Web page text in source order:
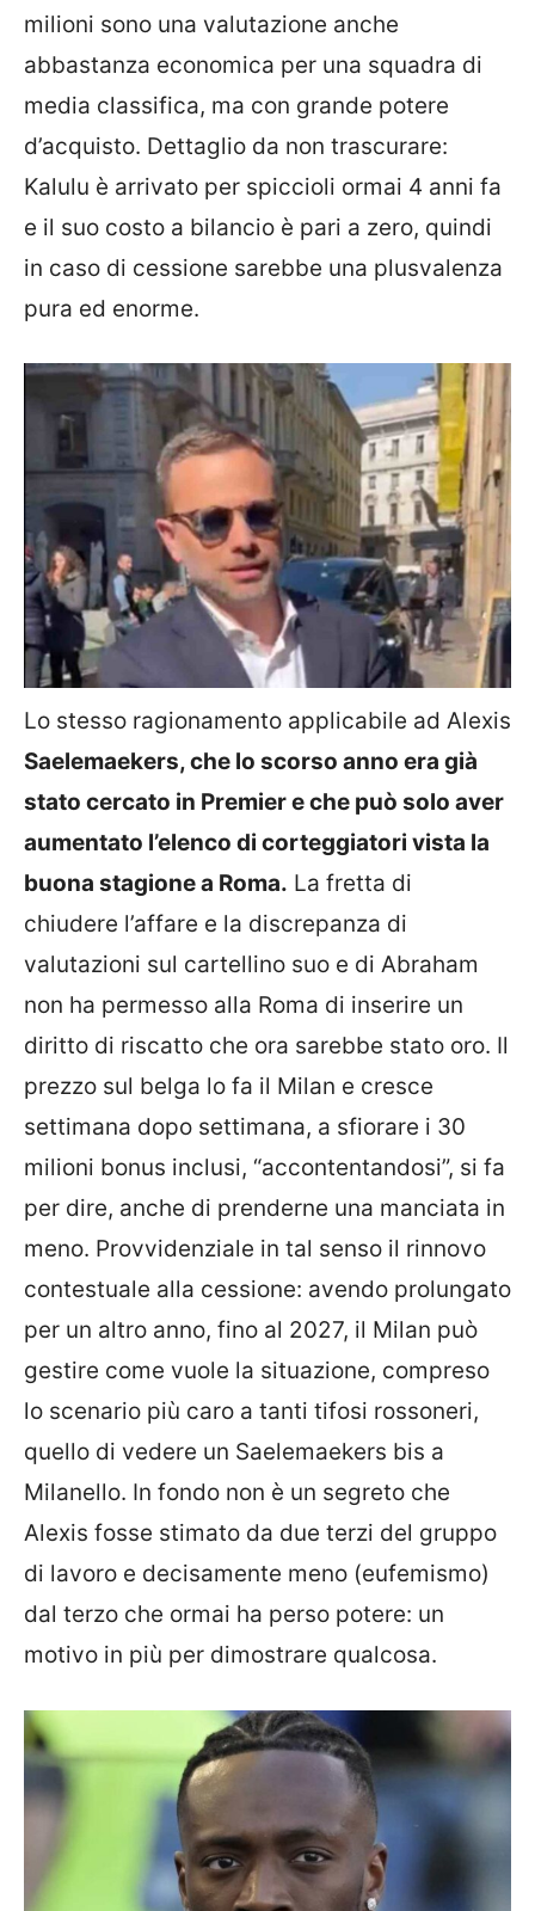
milioni sono una valutazione anche
abbastanza economica per una squadra di
media classifica, ma con grande potere
d’acquisto. Dettaglio da non trascurare:
Kalulu è arrivato per spiccioli ormai 4 anni fa
e il suo costo a bilancio è pari a zero, quindi
in caso di cessione sarebbe una plusvalenza
pura ed enorme.
Lo stesso ragionamento applicabile ad Alexis
Saelemaekers, che lo scorso anno era già
stato cercato in Premier e che può solo aver
aumentato l’elenco di corteggiatori vista la
buona stagione a Roma. La fretta di
chiudere l’affare e la discrepanza di
valutazioni sul cartellino suo e di Abraham
non ha permesso alla Roma di inserire un
diritto di riscatto che ora sarebbe stato oro. Il
prezzo sul belga lo fa il Milan e cresce
settimana dopo settimana, a sfiorare i 30
milioni bonus inclusi, “accontentandosi”, si fa
per dire, anche di prenderne una manciata in
meno. Provvidenziale in tal senso il rinnovo
contestuale alla cessione: avendo prolungato
per un altro anno, fino al 2027, il Milan può
gestire come vuole la situazione, compreso
lo scenario più caro a tanti tifosi rossoneri,
quello di vedere un Saelemaekers bis a
Milanello. In fondo non è un segreto che
Alexis fosse stimato da due terzi del gruppo
di lavoro e decisamente meno (eufemismo)
dal terzo che ormai ha perso potere: un
motivo in più per dimostrare qualcosa.